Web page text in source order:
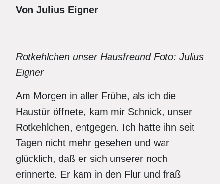
Von Julius Eigner
Rotkehlchen unser Hausfreund Foto: Julius
Eigner
Am Morgen in aller Frühe, als ich die
Haustür öffnete, kam mir Schnick, unser
Rotkehlchen, entgegen. Ich hatte ihn seit
Tagen nicht mehr gesehen und war
glücklich, daß er sich unserer noch
erinnerte. Er kam in den Flur und fraß